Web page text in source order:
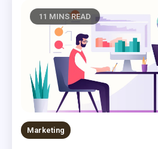
11 MINS READ
Marketing